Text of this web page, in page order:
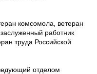
комсомола, ветеран
работник
труда Российской
отделом